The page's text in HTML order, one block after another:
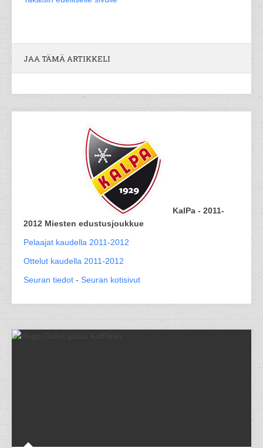
JAA TÄMÄ ARTIKKELI
KalPa - 2011-
2012 Miesten edustusjoukkue
Pelaajat kaudella 2011-2012
Ottelut kaudella 2011-2012
Seuran tiedot - Seuran kotisivut